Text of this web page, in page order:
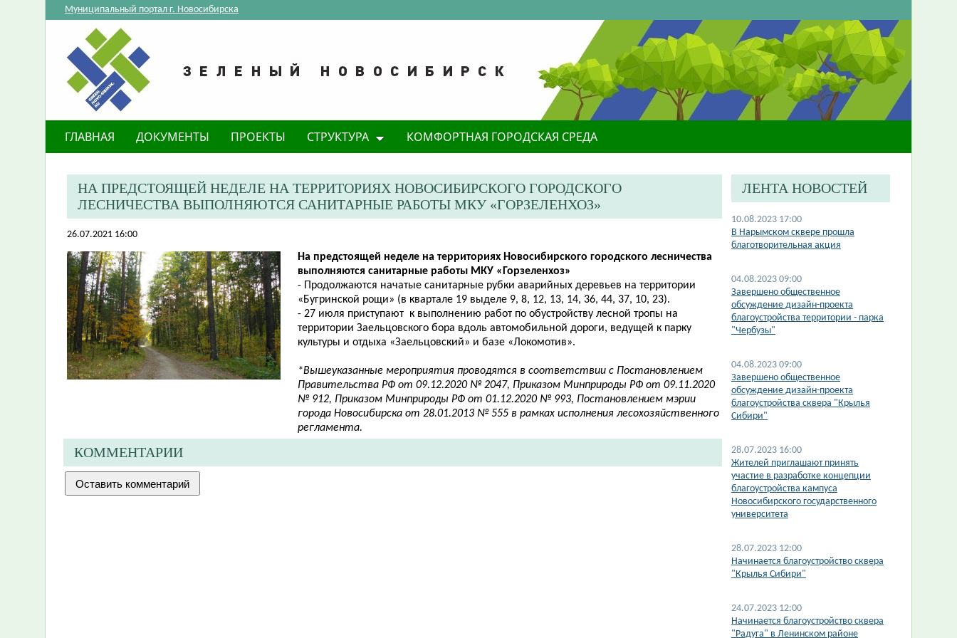
Муниципальный портал г. Новосибирска
ГЛАВНАЯ ДОКУМЕНТЫ ПРОЕКТЫ СТРУКТУРА КОМФОРТНАЯ ГОРОДСКАЯ СРЕДА
​НА ПРЕДСТОЯЩЕЙ НЕДЕЛЕ НА ТЕРРИТОРИЯХ НОВОСИБИРСКОГО ГОРОДСКОГО
ЛЕСНИЧЕСТВА ВЫПОЛНЯЮТСЯ САНИТАРНЫЕ РАБОТЫ МКУ «ГОРЗЕЛЕНХОЗ»
26.07.2021 16:00
​На предстоящей неделе на территориях Новосибирского городского лесничества
выполняются санитарные работы МКУ «Горзеленхоз»
- Продолжаются начатые санитарные рубки аварийных деревьев на территории
«Бугринской рощи» (в квартале 19 выделе 9, 8, 12, 13, 14, 36, 44, 37, 10, 23).
- 27 июля приступают к выполнению работ по обустройству лесной тропы на
территории Заельцовского бора вдоль автомобильной дороги, ведущей к парку
культуры и отдыха «Заельцовский» и базе «Локомотив».
*Вышеуказанные мероприятия проводятся в соответствии с Постановлением
Правительства РФ от 09.12.2020 № 2047, Приказом Минприроды РФ от 09.11.2020
№ 912, Приказом Минприроды РФ от 01.12.2020 № 993, Постановлением мэрии
города Новосибирска от 28.01.2013 № 555 в рамках исполнения лесохозяйственного
регламента.
КОММЕНТАРИИ
ЛЕНТА НОВОСТЕЙ
10.08.2023 17:00
В Нарымском сквере прошла
благотворительная акция
04.08.2023 09:00
Завершено общественное
обсуждение дизайн-проекта
благоустройства территории - парка
"Чербузы"
04.08.2023 09:00
Завершено общественное
обсуждение дизайн-проекта
благоустройства сквера "Крылья
Сибири"
28.07.2023 16:00
Жителей приглашают принять
участие в разработке концепции
благоустройства кампуса
Новосибирского государственного
университета
28.07.2023 12:00
Начинается благоустройство сквера
"Крылья Сибири"
24.07.2023 12:00
Начинается благоустройство сквера
"Радуга" в Ленинском районе